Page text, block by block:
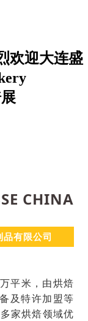
欢迎大连盛
CHINA
有限公司
平米，由烘焙
及特许加盟等
家烘焙领域优